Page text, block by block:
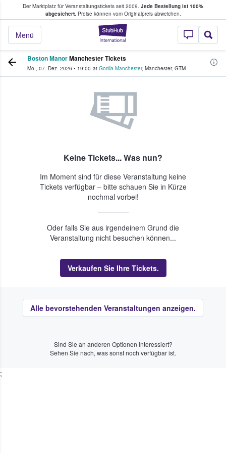
Der Marktplatz für Veranstaltungstickets seit 2009. Jede Bestellung ist 100%
abgesichert.Preise können vom Originalpreis abweichen.
StubHub - Wo
Menü
Tickets kaufen & verkaufen
Boston ManorManchester Tickets
Mo., 07. Dez. 2026 • 19:00 at Gorilla Manchester, Manchester, GTM
Keine Tickets... Was nun?
Im Moment sind für diese Veranstaltung keine
Tickets verfügbar – bitte schauen Sie in Kürze
nochmal vorbei!
Oder falls Sie aus irgendeinem Grund die
Veranstaltung nicht besuchen können...
Verkaufen Sie Ihre Tickets.
Alle bevorstehenden Veranstaltungen anzeigen.
Sind Sie an anderen Optionen interessiert?
Sehen Sie nach, was sonst noch verfügbar ist.
;